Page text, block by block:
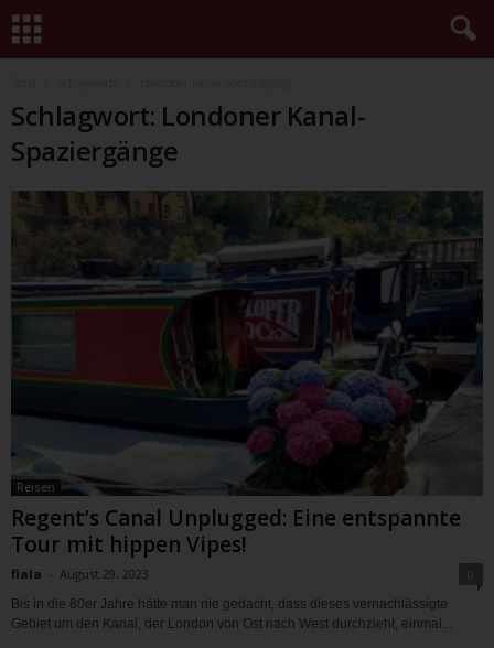
Schlagwort: Londoner Kanal-
Spaziergänge
Reisen
Regent’s Canal Unplugged: Eine entspannte
Tour mit hippen Vipes!
fiala - August 29, 2023
Bis in die 80er Jahre hätte man nie gedacht, dass dieses vernachlässigte
Gebiet um den Kanal, der London von Ost nach West durchzieht, einmal...